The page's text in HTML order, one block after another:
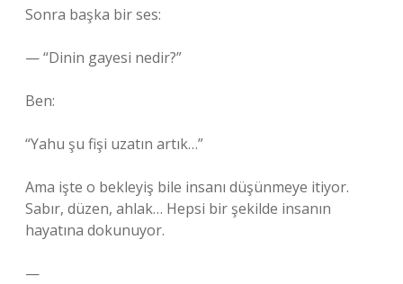
Sonra başka bir ses:
— “Dinin gayesi nedir?”
Ben:
“Yahu şu fişi uzatın artık…”
Ama işte o bekleyiş bile insanı düşünmeye itiyor.
Sabır, düzen, ahlak… Hepsi bir şekilde insanın
hayatına dokunuyor.
—